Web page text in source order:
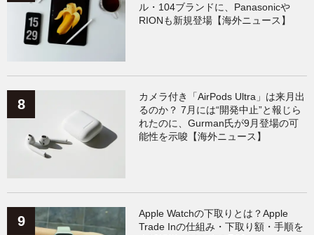
ル・104ブランドに、Panasonicや
RIONも新規登場【海外ニュース】
カメラ付き「AirPods Ultra」は来月出
るのか？ 7月には“開発中止”と報じら
れたのに、Gurman氏が9月登場の可
能性を示唆【海外ニュース】
Apple Watchの下取りとは？Apple
Trade Inの仕組み・下取り額・手順を